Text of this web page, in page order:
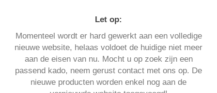
Let op:
Momenteel wordt er hard gewerkt aan een volledige
nieuwe website, helaas voldoet de huidige niet meer
aan de eisen van nu. Mocht u op zoek zijn een
passend kado, neem gerust contact met ons op. De
nieuwe producten worden enkel nog aan de